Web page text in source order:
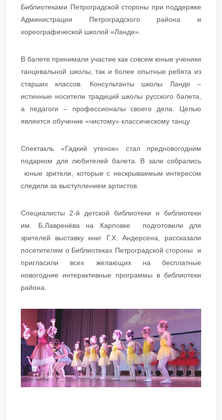
Библиотеками Петроградской стороны при поддержке
Администрации Петроградского района и
хореографической школой «Ланде».
В балете принимали участие как совсем юные ученики
танцевальной школы, так и более опытные ребята из
старших классов. Консультанты школы Ланде –
истинные носители традиций школы русского балета,
а педагоги – профессионалы своего дела. Целью
является обучение «чистому» классическому танцу.
Cпектакль «Гадкий утенок» стал предновогодним
подарком для любителей балета. В зале собрались
юные зрители, которые с нескрываемым интересом
следили за выступлением артистов.
Специалисты 2-й детской библиотеки и библиотеки
им. Б.Лавренёва на Карповке подготовили для
зрителей выставку книг Г.Х. Андерсена, рассказали
посетителям о Библиотеках Петроградской стороны и
пригласили всех желающих на бесплатные
новогодние интерактивные программы в библиотеки
района.